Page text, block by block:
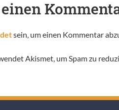
sein, um einen Kommentar
Akismet, um Spam zu